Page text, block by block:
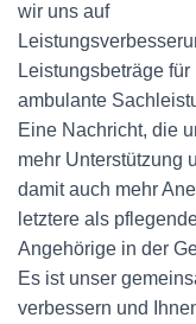
wir uns auf
Leistungsbeträge für
ambulante
Eine Nachricht, die
mehr Unterstützung
damit auch mehr
letztere als
Angehörige in der
Es ist unser
verbessern und